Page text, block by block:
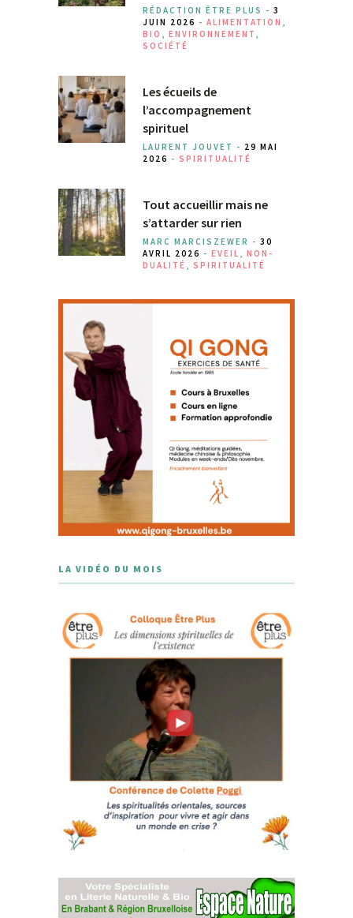
RÉDACTION ÊTRE PLUS - 3
JUIN 2026 - ALIMENTATION
BIO
ENVIRONNEMENT
SOCIÉTÉ
Les écueils de
l’accompagnement
spirituel
LAURENT JOUVET - 29 MAI
2026 - SPIRITUALITÉ
Tout accueillir mais ne
s’attarder sur rien
MARC MARCISZEWER - 30
AVRIL 2026 - EVEIL
NON-
DUALITÉ
SPIRITUALITÉ
LA VIDÉO DU MOIS